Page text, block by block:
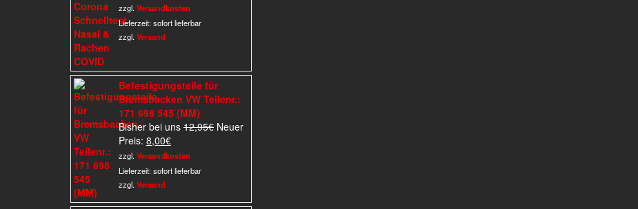
zzgl. Versandkosten
Lieferzeit:sofort lieferbar
zzgl. Versand
Befestigungsteile für
Bremsbacken VW Teilenr.:
171 698 545 (MM)
Bisher bei uns 12,95€ Ursprünglicher
Neuer
Preis: 8,00€Aktueller
Preis
ist:
zzgl. Versandkosten
Lieferzeit:sofort lieferbar
zzgl. Versand